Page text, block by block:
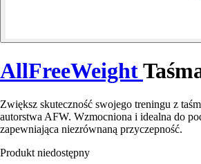
AllFreeWeight
Zwiększ skuteczność swojego treningu z
autorstwa AFW. Wzmocniona i idealna do
zapewniająca niezrównaną przyczepność.
Produkt niedostępny